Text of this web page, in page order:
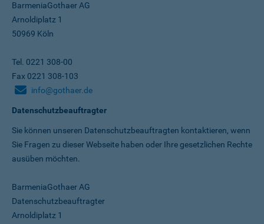
BarmeniaGothaer AG
Arnoldiplatz 1
50969 Köln
Tel. 0221 308-00
Fax 0221 308-103
info@gothaer.de
Datenschutzbeauftragter
Sie können unseren Datenschutz­beauftragten kontaktieren, wenn
Sie Fragen zu dieser Webseite haben oder Ihre gesetzlichen Rechte
ausüben möchten.
BarmeniaGothaer AG
Datenschutzbeauftragter
Arnoldiplatz 1